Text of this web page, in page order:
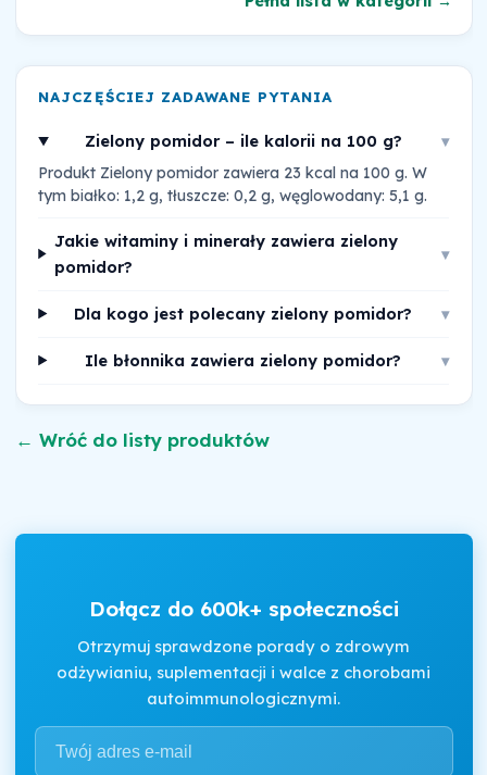
NAJCZĘŚCIEJ ZADAWANE PYTANIA
Zielony pomidor – ile kalorii na 100 g? ▾
Produkt Zielony pomidor zawiera 23 kcal na 100 g. W
tym białko: 1,2 g, tłuszcze: 0,2 g, węglowodany: 5,1 g.
Jakie witaminy i minerały zawiera zielony
pomidor?
▾
Dla kogo jest polecany zielony pomidor? ▾
Ile błonnika zawiera zielony pomidor? ▾
← Wróć do listy produktów
Dołącz do 600k+ społeczności
Otrzymuj sprawdzone porady o zdrowym
odżywianiu, suplementacji i walce z chorobami
autoimmunologicznymi.